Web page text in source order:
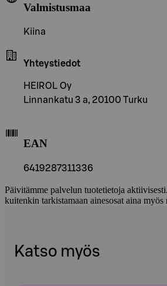
Valmistusmaa
Kiina
Yhteystiedot
HEIROL Oy
Linnankatu 3 a, 20100 Turku
EAN
6419287311336
Päivitämme palvelun tuotetietoja
kuitenkin tarkistamaan ainesosat aina
Katso myös